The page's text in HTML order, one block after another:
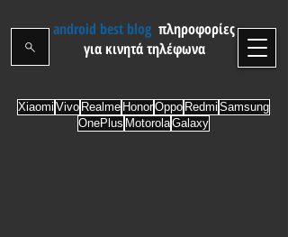
android best blog πληροφορίες
για κινητά τηλέφωνα
Xiaomi Vivo Realme HonorOppo Redmi Samsung
OnePlus MotorolaGalaxy